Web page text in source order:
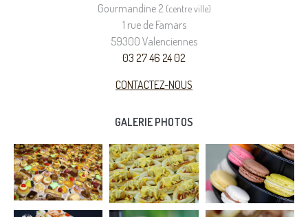
Gourmandine 2 (centre ville)
1 rue de Famars
59300 Valenciennes
03 27 46 24 02
CONTACTEZ-NOUS
GALERIE PHOTOS